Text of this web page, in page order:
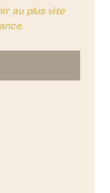
au plus vite